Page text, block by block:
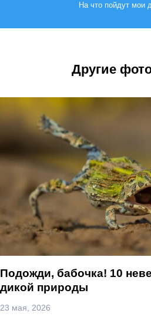
На что пойдут мои
Другие
Подожди, бабочка! 10
дикой природы
23 мая, 2026